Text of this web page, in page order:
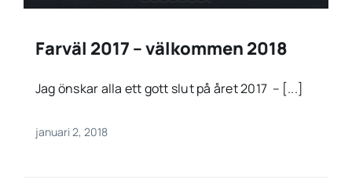
Farväl 2017 – välkommen 2018
Jag önskar alla ett gott slut på året 2017 – [...]
januari 2, 2018